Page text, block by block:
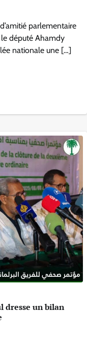
parlementaire
député Ahamdy
nationale une […]
dresse un bilan